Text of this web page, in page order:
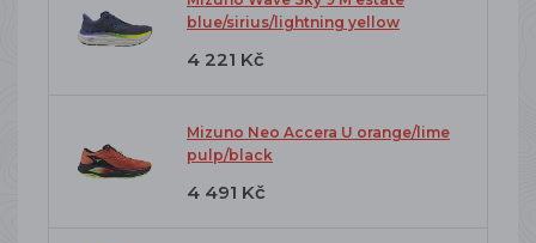
blue/sirius/lightning yellow
4 221 Kč
Mizuno Neo Accera U orange/lime
pulp/black
4 491 Kč